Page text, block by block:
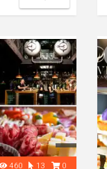
460 13 0